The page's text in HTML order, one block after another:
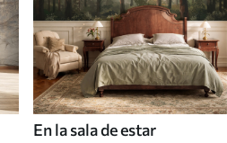
En la sala de estar